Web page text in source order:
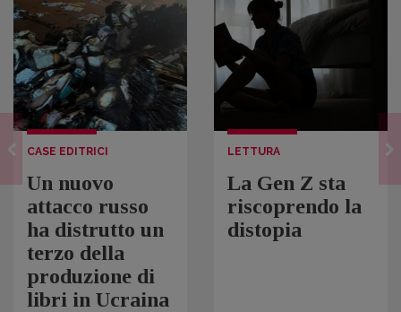
CASE EDITRICI
Un nuovo
attacco russo
ha distrutto un
terzo della
produzione di
libri in Ucraina
LETTURA
La Gen Z sta
riscoprendo la
distopia